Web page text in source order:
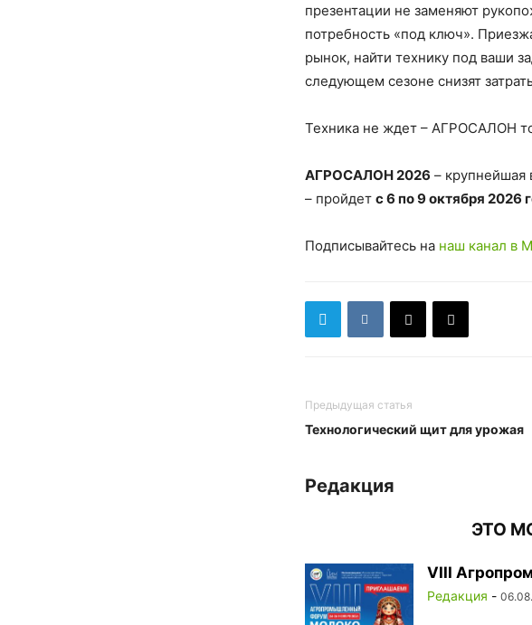
презентации не заменяют
потребность «под ключ».
рынок, найти технику под ваши
следующем сезоне снизят
Техника не ждет – АГРОСАЛОН
АГРОСАЛОН 2026 – крупнейшая
– пройдет с 6 по 9 октября 2026
Подписывайтесь на наш канал в
Предыдущая статья
Технологический щит для урожая
Редакция
ЭТО
VIII
Редакция -